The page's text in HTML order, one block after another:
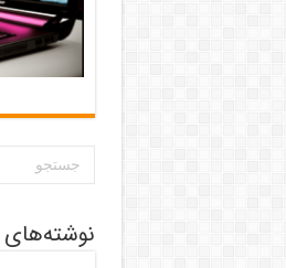
نوشته‌های